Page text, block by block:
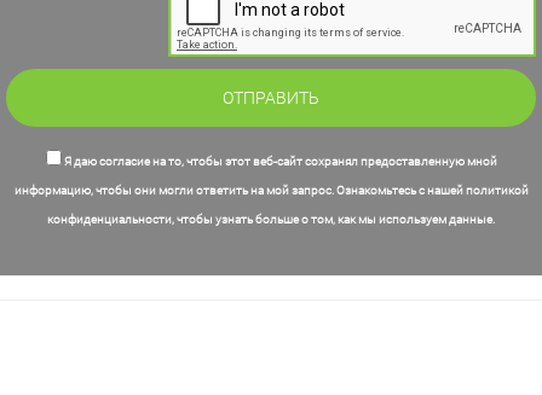
Я даю согласие на то, чтобы этот веб-сайт сохранял предоставленную мной
информацию, чтобы они могли ответить на мой запрос. Ознакомьтесь с нашей политикой
конфиденциальности, чтобы узнать больше о том, как мы используем данные.